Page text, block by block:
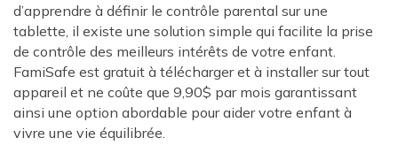
d’apprendre à définir le contrôle parental sur une
tablette, il existe une solution simple qui facilite la prise
de contrôle des meilleurs intérêts de votre enfant.
FamiSafe est gratuit à télécharger et à installer sur tout
appareil et ne coûte que 9,90$ par mois garantissant
ainsi une option abordable pour aider votre enfant à
vivre une vie équilibrée.